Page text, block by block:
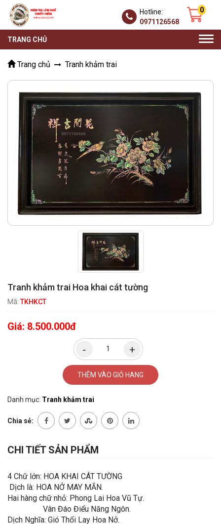
0
Hotline:
0971126568
TRANG CHỦ
Trang chủ Tranh khảm trai
Tranh khảm trai Hoa khai cát tường
Mã:TKHKCT
Giá: 8.500.000đ
THÊM VÀO GIỎ HANG
Danh mục: Tranh khảm trai
Chia sẻ:
CHI TIẾT SẢN PHẨM
4 Chữ lớn: HOA KHAI CÁT TƯỜNG
Dịch là: HOA NỞ MAY MẮN.
Hai hàng chữ nhỏ: Phong Lai Hoa Vũ Tự.
Vân Đáo Điểu Năng Ngôn.
Dịch Nghĩa: Gió Thổi Lay Hoa Nở.